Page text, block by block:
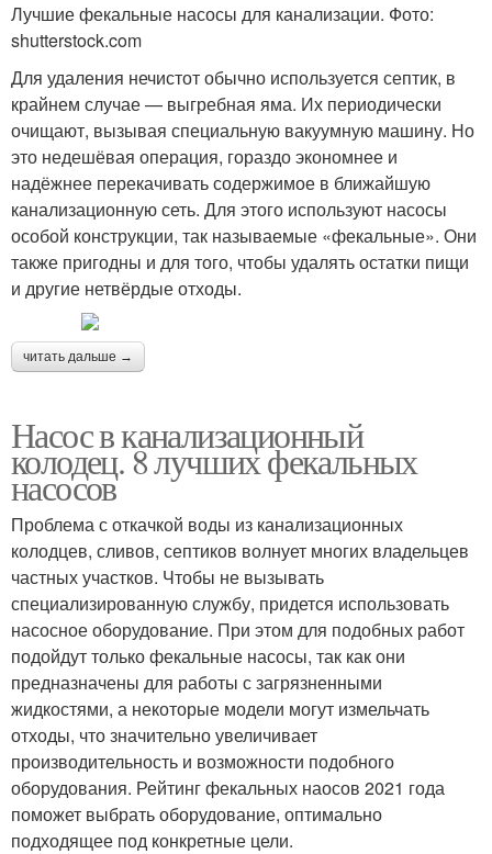
Фекальный насос
Насос для колодца Насос в колодец
Насос для грязной
воды
насоса
Насос для канализации
Лучшие фекальные насосы для канализации. Фото:
shutterstock.com
Для удаления нечистот обычно используется септик, в
крайнем случае — выгребная яма. Их периодически
очищают, вызывая специальную вакуумную машину. Но
это недешёвая операция, гораздо экономнее и
надёжнее перекачивать содержимое в ближайшую
канализационную сеть. Для этого используют насосы
особой конструкции, так называемые «фекальные». Они
также пригодны и для того, чтобы удалять остатки пищи
и другие нетвёрдые отходы.
читать дальше →
Насос в канализационный
колодец. 8 лучших фекальных
насосов
Проблема с откачкой воды из канализационных
колодцев, сливов, септиков волнует многих владельцев
частных участков. Чтобы не вызывать
специализированную службу, придется использовать
насосное оборудование. При этом для подобных работ
подойдут только фекальные насосы, так как они
предназначены для работы с загрязненными
жидкостями, а некоторые модели могут измельчать
отходы, что значительно увеличивает
производительность и возможности подобного
оборудования. Рейтинг фекальных наосов 2021 года
поможет выбрать оборудование, оптимально
подходящее под конкретные цели.